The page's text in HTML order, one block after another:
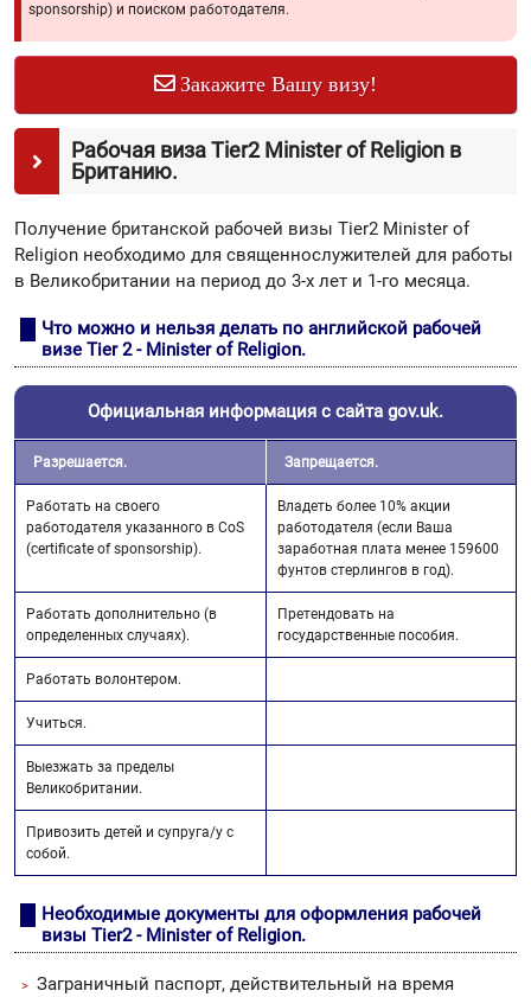
sponsorship) и поиском работодателя.
Закажите Вашу визу!
Рабочая виза Tier2 Minister of Religion в
Британию.
Получение британской рабочей визы Tier2 Minister of
Religion необходимо для священнослужителей для работы
в Великобритании на период до 3-х лет и 1-го месяца.
Что можно и нельзя делать по английской рабочей
визе Tier 2 - Minister of Religion.
Официальная информация с сайта gov.uk.
Разрешается. Запрещается.
Работать на своего
работодателя указанного в CoS
(certificate of sponsorship).
Владеть более 10% акции
работодателя (если Ваша
заработная плата менее 159600
фунтов стерлингов в год).
Работать дополнительно (в
определенных случаях).
Претендовать на
государственные пособия.
Работать волонтером.
Учиться.
Выезжать за пределы
Великобритании.
Привозить детей и супруга/у с
собой.
Необходимые документы для оформления рабочей
визы Tier2 - Minister of Religion.
Заграничный паспорт, действительный на время